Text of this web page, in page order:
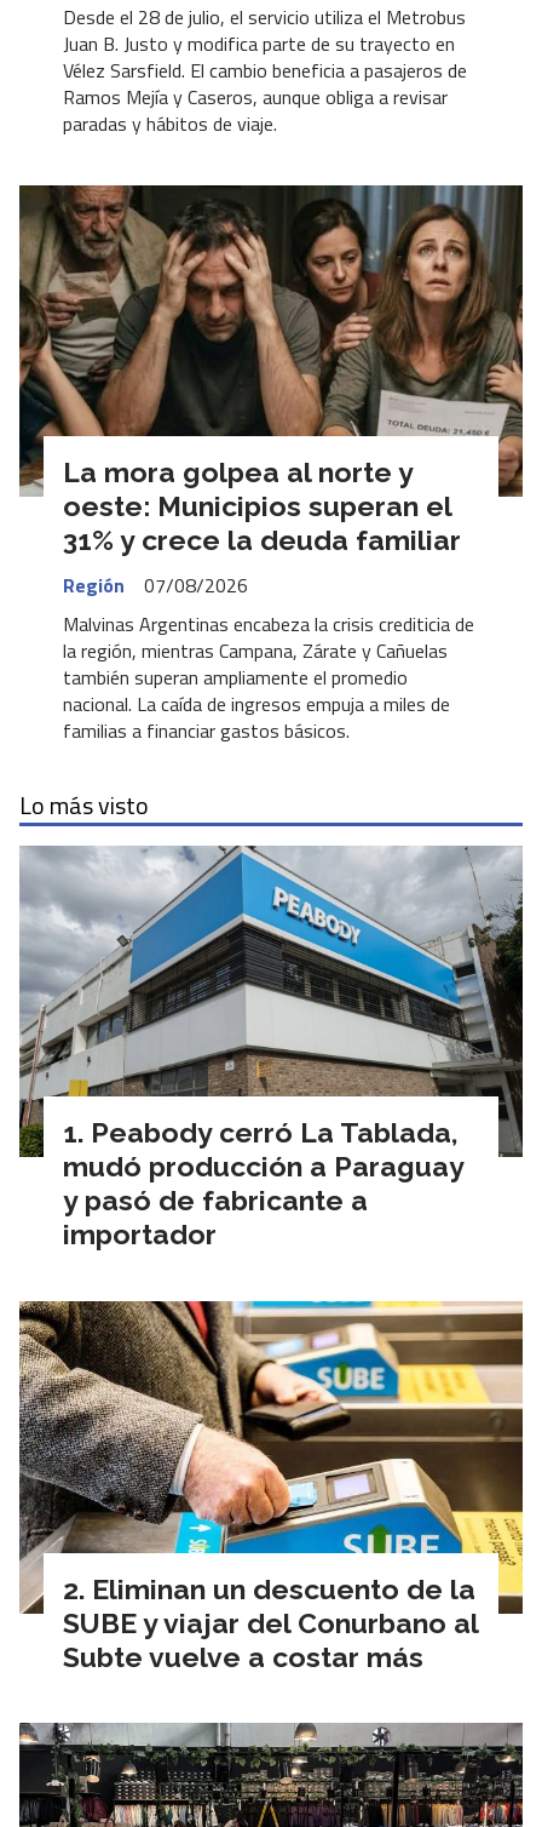
Desde el 28 de julio, el servicio utiliza el Metrobus
Juan B. Justo y modifica parte de su trayecto en
Vélez Sarsfield. El cambio beneficia a pasajeros de
Ramos Mejía y Caseros, aunque obliga a revisar
paradas y hábitos de viaje.
La mora golpea al norte y
oeste: Municipios superan el
31% y crece la deuda familiar
Región
07/08/2026
Malvinas Argentinas encabeza la crisis crediticia de
la región, mientras Campana, Zárate y Cañuelas
también superan ampliamente el promedio
nacional. La caída de ingresos empuja a miles de
familias a financiar gastos básicos.
Lo más visto
Peabody cerró La Tablada,
mudó producción a Paraguay
y pasó de fabricante a
importador
Eliminan un descuento de la
SUBE y viajar del Conurbano al
Subte vuelve a costar más